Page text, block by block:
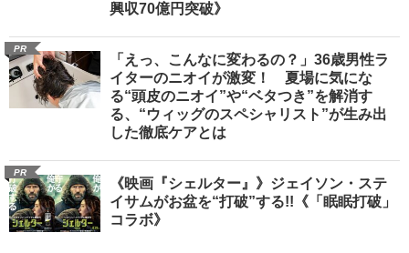
興収70億円突破》
PR
「えっ、こんなに変わるの？」36歳男性ラ
イターのニオイが激変！ 夏場に気にな
る“頭皮のニオイ”や“ベタつき”を解消す
る、“ウィッグのスペシャリスト”が生み出
した徹底ケアとは
PR
《映画『シェルター』》ジェイソン・ステ
イサムがお盆を“打破”する!!《「眠眠打破」
コラボ》